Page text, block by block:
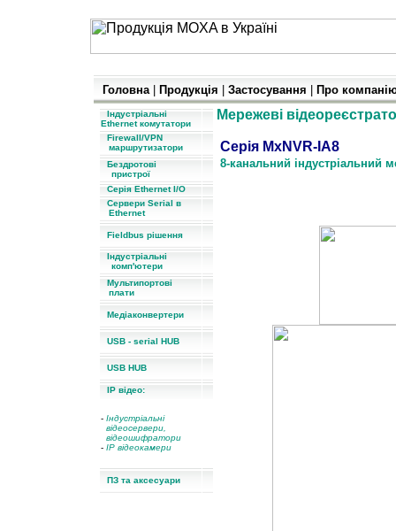
Головна| Продукція Застосування Про
Індустріальні
Ethernet комутатори
Firewall/VPN
маршрутизатори
Бездротові
пристрої
Серія Ethernet I/O
Сервери Serial в
Ethernet
Fieldbus рішення
Індустріальні
комп'ютери
Мультипортові
плати
Медіаконвертери
USB - serial HUB
USB HUB
IP відео:
- Індустріальні
відеосервери,
відеошифратори
- IP відеокамери
ПЗ та аксесуари
Мережеві
Серія
8-канальний індустріальний